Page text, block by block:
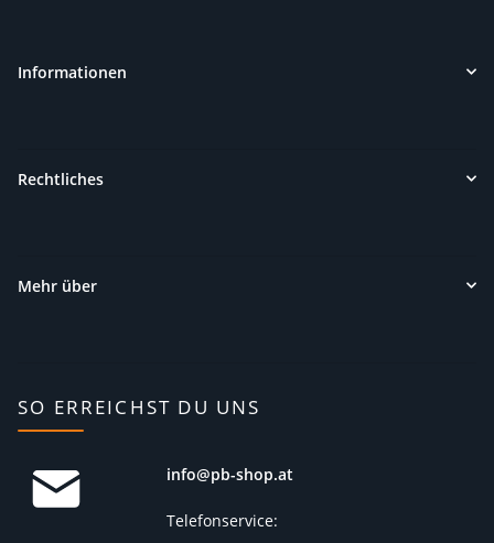
Informationen
Rechtliches
Mehr über
SO ERREICHST DU UNS
info@pb-shop.at
Telefonservice: